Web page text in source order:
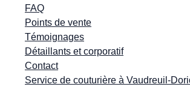
FAQ
Points de vente
Témoignages
Détaillants et corporatif
Contact
Service de couturière à Vaudreuil-